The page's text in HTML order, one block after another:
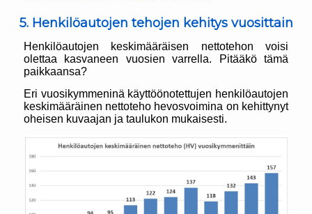
5. Henkilöautojen tehojen kehitys vuosittain
Henkilöautojen keskimääräisen nettotehon voisi
olettaa kasvaneen vuosien varrella. Pitääkö tämä
paikkaansa?
Eri vuosikymmeninä käyttöönotettujen henkilöautojen
keskimääräinen nettoteho hevosvoimina on kehittynyt
oheisen kuvaajan ja taulukon mukaisesti.